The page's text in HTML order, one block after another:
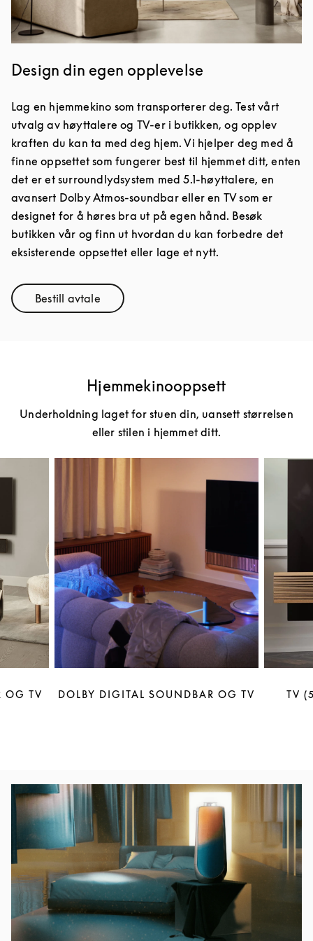
Design din egen opplevelse
Lag en hjemmekino som transporterer deg. Test vårt
utvalg av høyttalere og TV-er i butikken, og opplev
kraften du kan ta med deg hjem. Vi hjelper deg med å
finne oppsettet som fungerer best til hjemmet ditt, enten
det er et surroundlydsystem med 5.1-høyttalere, en
avansert Dolby Atmos-soundbar eller en TV som er
designet for å høres bra ut på egen hånd. Besøk
butikken vår og finn ut hvordan du kan forbedre det
eksisterende oppsettet eller lage et nytt.
Bestill avtaleLink Opens in New Tab
Hjemmekinooppsett
Underholdning laget for stuen din, uansett størrelsen
eller stilen i hjemmet ditt.
OG TV DOLBY DIGITAL SOUNDBAR OG TV TV
Bilde av arrangement